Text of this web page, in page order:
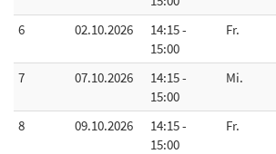
6 02.10.2026
14:15 -
15:00
Fr.
7 07.10.2026
14:15 -
15:00
Mi.
8 09.10.2026
14:15 -
15:00
Fr.